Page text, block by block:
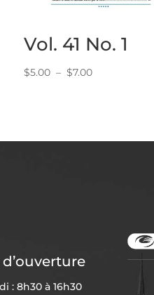
Vol. 41 No. 1
$5.00 – $7.00Plage
: 8h30 à 16h30